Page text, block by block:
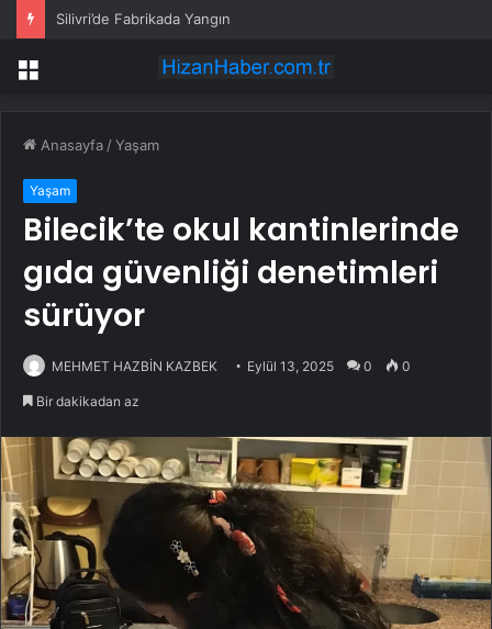
Silivri’de Fabrikada Yangın
Menü
Anasayfa /Yaşam
Yaşam
Bilecik’te okul kantinlerinde
gıda güvenliği denetimleri
sürüyor
MEHMET HAZBİN KAZBEK Eylül 13, 2025 0 0
Bir dakikadan az